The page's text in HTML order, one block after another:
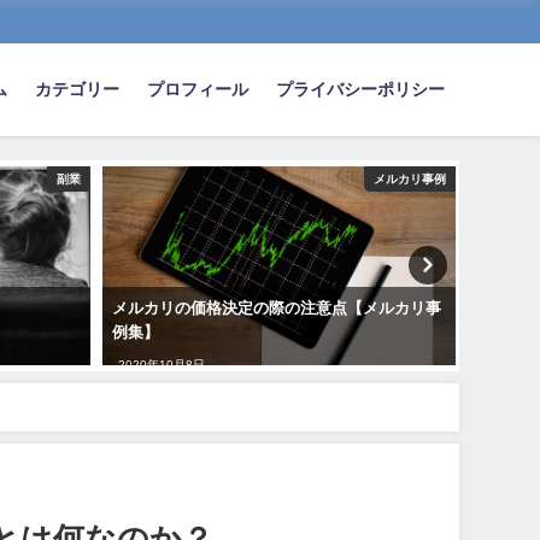
カテゴリー プロフィール プライバシーポリシー
副業 メルカリ事例
メルカリの価格決定の際の注意点【メルカリ事
例集】
2020年10月8日